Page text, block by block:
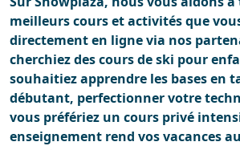
meilleurs cours et activités que
directement en ligne via nos
cherchiez des cours de ski pour
souhaitiez apprendre les bases en
débutant, perfectionner votre
vous préfériez un cours privé
enseignement rend vos vacances